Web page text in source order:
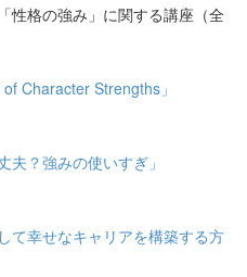
性格の強み」に関する講座（全
Character Strengths」
夫？強みの使いすぎ」
て幸せなキャリアを構築する方